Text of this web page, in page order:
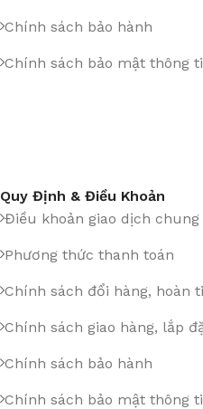
Chính sách bảo hành
Chính sách bảo mật thông
Quy Định & Điều Khoản
Điều khoản giao dịch chung
Phương thức thanh toán
Chính sách đổi hàng, hoàn
Chính sách giao hàng, lắp
Chính sách bảo hành
Chính sách bảo mật thông